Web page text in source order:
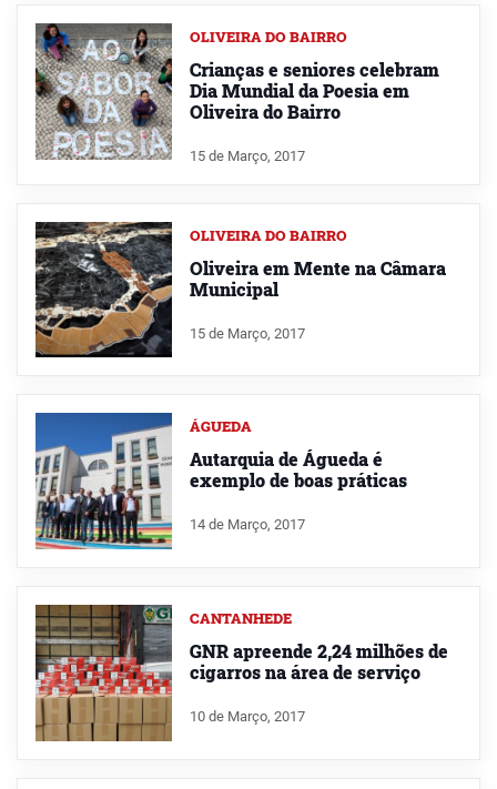
OLIVEIRA DO BAIRRO
Crianças e seniores celebram
Dia Mundial da Poesia em
Oliveira do Bairro
15 de Março, 2017
OLIVEIRA DO BAIRRO
Oliveira em Mente na Câmara
Municipal
15 de Março, 2017
ÁGUEDA
Autarquia de Águeda é
exemplo de boas práticas
14 de Março, 2017
CANTANHEDE
GNR apreende 2,24 milhões de
cigarros na área de serviço
10 de Março, 2017